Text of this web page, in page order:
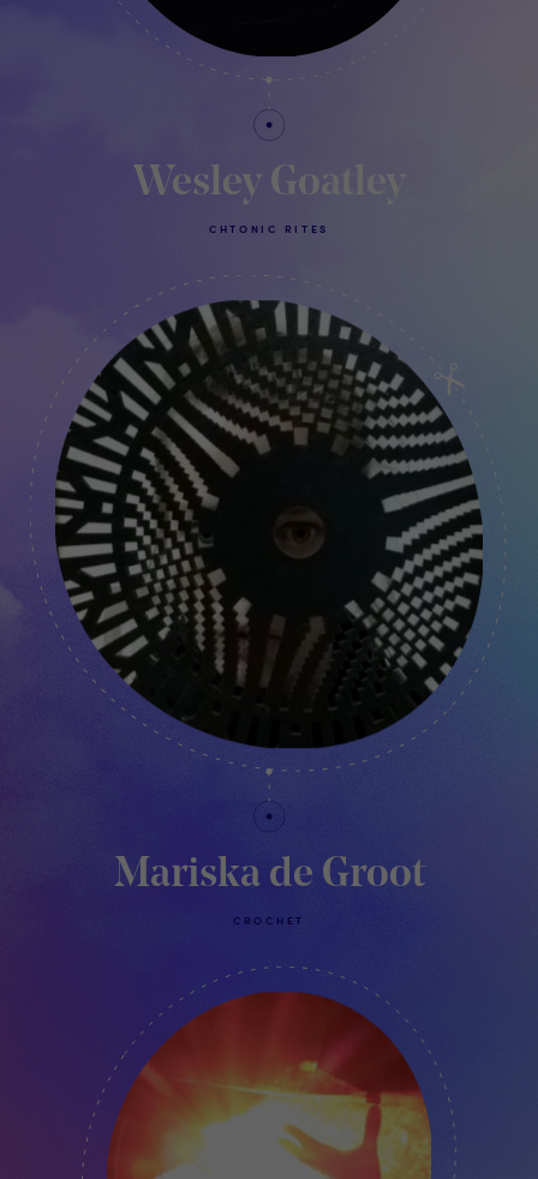
Wesley Goatley
CHTONIC RITES
Mariska de Groot
CROCHET